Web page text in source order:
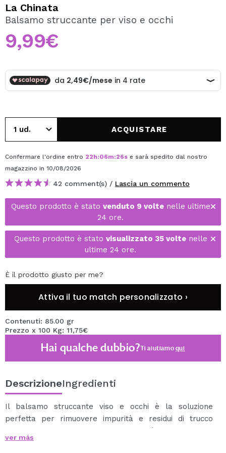
Creando un account su Maquibeauty.it potrai fare i tuoi
acquisti velocemente, controllare lo stato dei tuoi ordini e
consultare le tue operazioni precedenti.
CREARE UN ACCOUNT
La Chinata
Balsamo struccante per viso e occhi
9,99€
ACQUISTARE
Confermare l'ordine entro 22h:06m:26s e sarà spedito dal nostro
magazzino in 10/08/2026
42 comment(s) / Lascia un commento
Questo prodotto è stato venduto 9 voltenelle ultime
24 ore.
Questo prodotto è stato visualizzato 35 voltenelle
ultime 24 ore.
È il prodotto giusto per me?
Attiva il tuo match personalizzato ›
Contenuti: 85.00 gr
Prezzo x 100 Kg: 11,75€
Hai qualche dubbio?Ti aiutiamoqui
DescrizioneIngredienti
Il balsamo struccante viso e occhi è la soluzione
perfetta per rimuovere impurità e residui di trucco
delicatamente e senza la necessità di strofinare
eccessivamente per proteggere la pelle.
ver más